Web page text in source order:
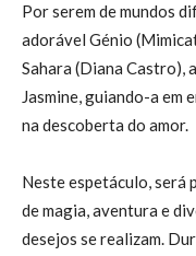
Por serem de mundos
adorável Génio
Sahara (Diana Castro),
Jasmine, guiando-a em
na descoberta do amor.
Neste espetáculo, será
de magia, aventura e
desejos se realizam.